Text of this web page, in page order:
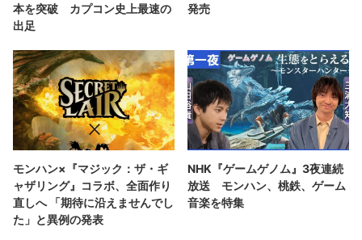
本を突破 カプコン史上最速の
出足
発売
モンハン×『マジック：ザ・ギ
ャザリング』コラボ、全面作り
直しへ 「期待に沿えませんでし
た」と異例の発表
NHK『ゲームゲノム』3夜連続
放送 モンハン、桃鉄、ゲーム
音楽を特集